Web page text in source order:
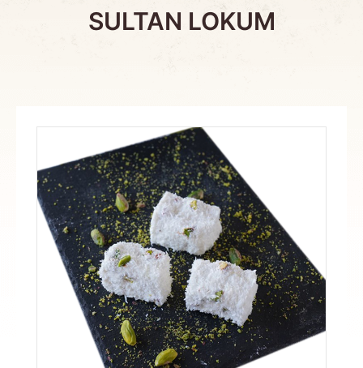
SULTAN LOKUM